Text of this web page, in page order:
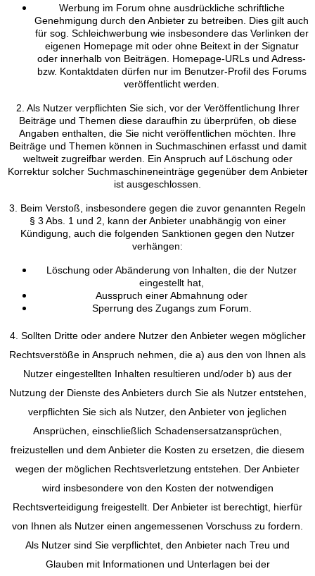
Werbung im Forum ohne ausdrückliche schriftliche
Genehmigung durch den Anbieter zu betreiben. Dies gilt auch
für sog. Schleichwerbung wie insbesondere das Verlinken der
eigenen Homepage mit oder ohne Beitext in der Signatur
oder innerhalb von Beiträgen. Homepage-URLs und Adress-
bzw. Kontaktdaten dürfen nur im Benutzer-Profil des Forums
veröffentlicht werden.
2. Als Nutzer verpflichten Sie sich, vor der Veröffentlichung Ihrer
Beiträge und Themen diese daraufhin zu überprüfen, ob diese
Angaben enthalten, die Sie nicht veröffentlichen möchten. Ihre
Beiträge und Themen können in Suchmaschinen erfasst und damit
weltweit zugreifbar werden. Ein Anspruch auf Löschung oder
Korrektur solcher Suchmaschineneinträge gegenüber dem Anbieter
ist ausgeschlossen.
3. Beim Verstoß, insbesondere gegen die zuvor genannten Regeln
§ 3 Abs. 1 und 2, kann der Anbieter unabhängig von einer
Kündigung, auch die folgenden Sanktionen gegen den Nutzer
verhängen:
Löschung oder Abänderung von Inhalten, die der Nutzer
eingestellt hat,
Ausspruch einer Abmahnung oder
Sperrung des Zugangs zum Forum.
4. Sollten Dritte oder andere Nutzer den Anbieter wegen möglicher
Rechtsverstöße in Anspruch nehmen, die a) aus den von Ihnen als
Nutzer eingestellten Inhalten resultieren und/oder b) aus der
Nutzung der Dienste des Anbieters durch Sie als Nutzer entstehen,
verpflichten Sie sich als Nutzer, den Anbieter von jeglichen
Ansprüchen, einschließlich Schadensersatzansprüchen,
freizustellen und dem Anbieter die Kosten zu ersetzen, die diesem
wegen der möglichen Rechtsverletzung entstehen. Der Anbieter
wird insbesondere von den Kosten der notwendigen
Rechtsverteidigung freigestellt. Der Anbieter ist berechtigt, hierfür
von Ihnen als Nutzer einen angemessenen Vorschuss zu fordern.
Als Nutzer sind Sie verpflichtet, den Anbieter nach Treu und
Glauben mit Informationen und Unterlagen bei der